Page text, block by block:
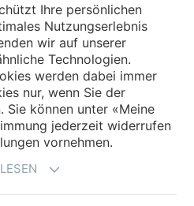
Ihre persönlichen
Nutzungserlebnis
wir auf unserer
Technologien.
werden dabei immer
nur, wenn Sie der
Sie können unter «Meine
jederzeit widerrufen
vornehmen.